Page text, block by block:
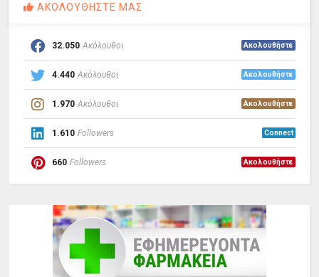
ΑΚΟΛΟΥΘΗΣΤΕ ΜΑΣ
32.050 Ακόλουθοι Ακολουθήστε
4.440 Ακόλουθοι Ακολουθήστε
1.970 Ακόλουθοι Ακολουθήστε
1.610 Followers Connect
660 Followers Ακολουθήστε